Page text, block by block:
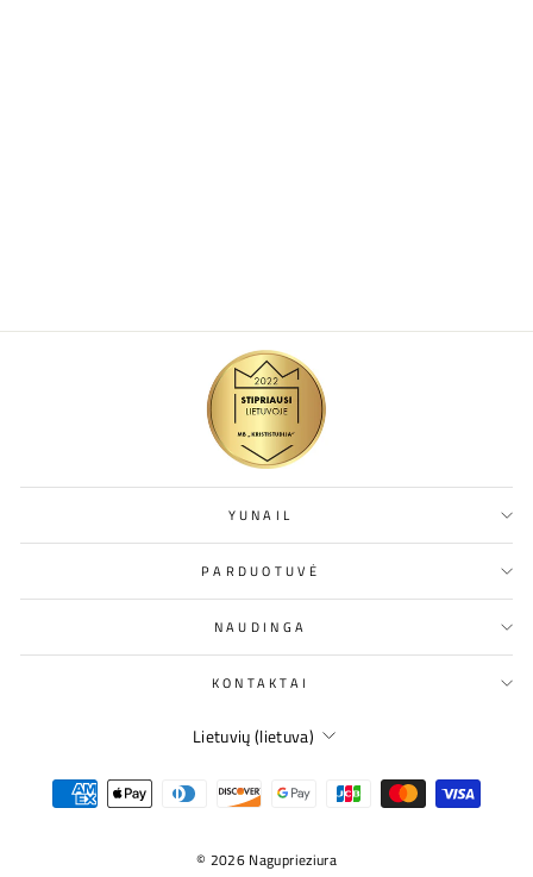
YUNAIL
PARDUOTUVĖ
NAUDINGA
KONTAKTAI
KALBA
Lietuvių (lietuva)
© 2026 Naguprieziura